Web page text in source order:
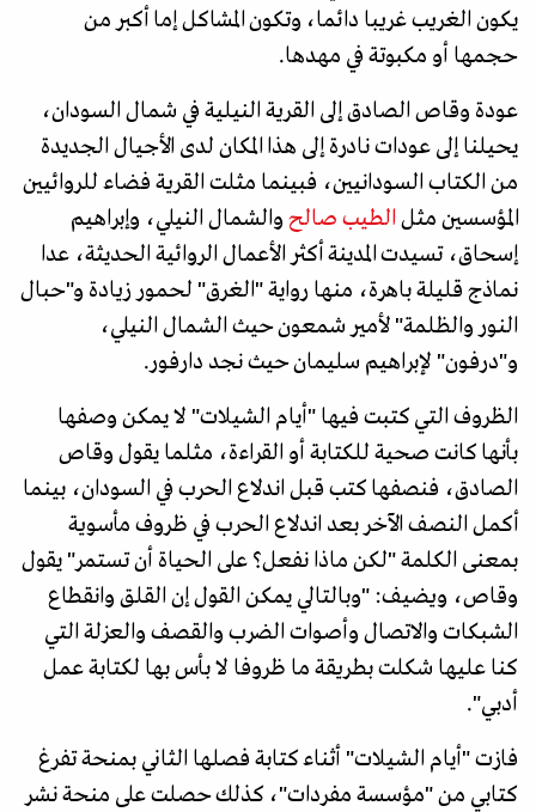
يكون الغريب غريبا دائما، وتكون المشاكل إما أكبر من
حجمها أو مكبوتة في مهدها.
عودة وقاص الصادق إلى القرية النيلية في شمال السودان،
يحيلنا إلى عودات نادرة إلى هذا المكان لدى الأجيال الجديدة
من الكتاب السودانيين، فبينما مثلت القرية فضاء للروائيين
المؤسسين مثل الطيب صالح والشمال النيلي، وإبراهيم
إسحاق، تسيدت المدينة أكثر الأعمال الروائية الحديثة، عدا
نماذج قليلة باهرة، منها رواية "الغرق" لحمور زيادة و"حبال
النور والظلمة" لأمير شمعون حيث الشمال النيلي،
و"درفون" لإبراهيم سليمان حيث نجد دارفور.
الظروف التي كتبت فيها "أيام الشيلات" لا يمكن وصفها
بأنها كانت صحية للكتابة أو القراءة، مثلما يقول وقاص
الصادق، فنصفها كتب قبل اندلاع الحرب في السودان، بينما
أكمل النصف الآخر بعد اندلاع الحرب في ظروف مأسوية
بمعنى الكلمة "لكن ماذا نفعل؟ على الحياة أن تستمر" يقول
وقاص، ويضيف: "وبالتالي يمكن القول إن القلق وانقطاع
الشبكات والاتصال وأصوات الضرب والقصف والعزلة التي
كنا عليها شكلت بطريقة ما ظروفا لا بأس بها لكتابة عمل
أدبي".
فازت "أيام الشيلات" أثناء كتابة فصلها الثاني بمنحة تفرغ
كتابي من "مؤسسة مفردات"، كذلك حصلت على منحة نشر